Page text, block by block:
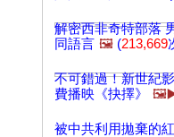
解密西非奇特部落
同語言 🖼️ (213,669
不可錯過！新世紀
費播映《抉擇》
被中共利用拋棄的